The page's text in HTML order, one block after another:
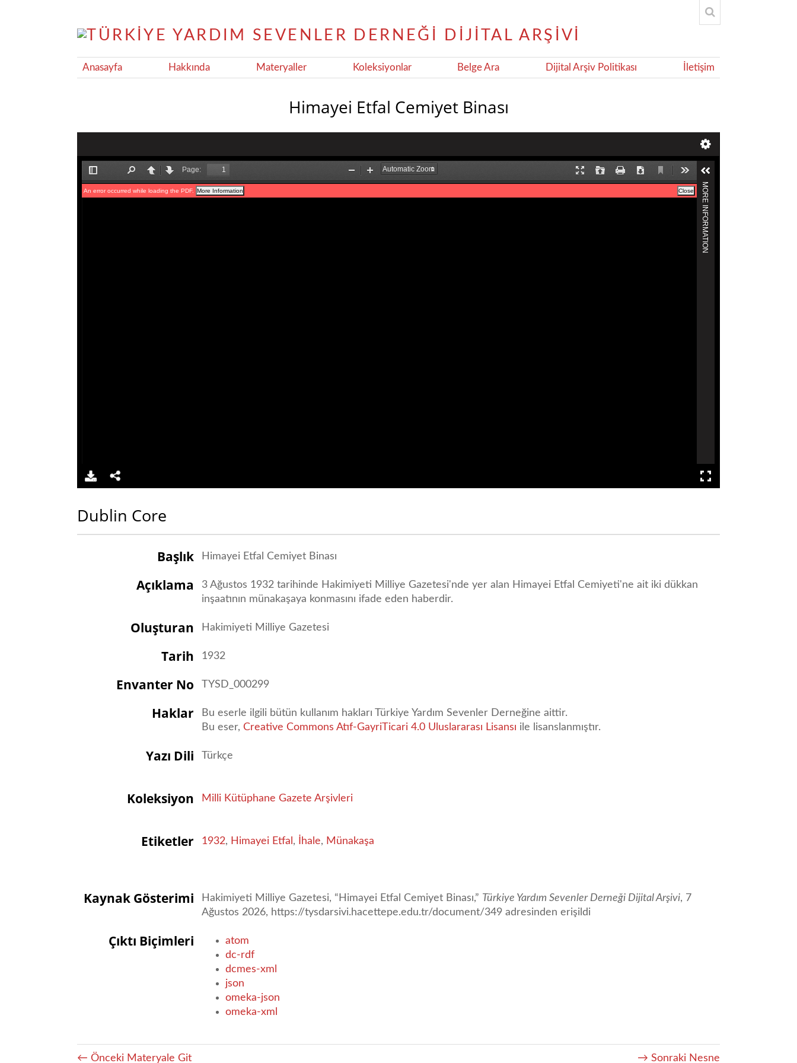
Anasayfa Hakkında Materyaller Koleksiyonlar Belge Ara Dijital Arşiv Politikası İletişim
Himayei Etfal Cemiyet Binası
Dublin Core
Başlık Himayei Etfal Cemiyet Binası
Açıklama
3 Ağustos 1932 tarihinde Hakimiyeti Milliye Gazetesi'nde yer alan Himayei Etfal Cemiyeti'ne ait iki dükkan
inşaatının münakaşaya konmasını ifade eden haberdir.
Oluşturan Hakimiyeti Milliye Gazetesi
Tarih 1932
Envanter No TYSD_000299
Haklar
Bu eserle ilgili bütün kullanım hakları Türkiye Yardım Sevenler Derneğine aittir.
Bu eser,Creative Commons Atıf-GayriTicari 4.0 Uluslararası Lisansı ile lisanslanmıştır.
Yazı Dili Türkçe
Koleksiyon Milli Kütüphane Gazete Arşivleri
Etiketler 1932, Himayei Etfal , İhale, Münakaşa
Kaynak Gösterimi Hakimiyeti Milliye Gazetesi, “Himayei Etfal Cemiyet Binası,” Türkiye Yardım Sevenler Derneği Dijital Arşivi, 7
Ağustos 2026, https://tysdarsivi.hacettepe.edu.tr/document/349 adresinden erişildi
Çıktı Biçimleri
atom
dc-rdf
dcmes-xml
json
omeka-json
omeka-xml
← Önceki Materyale Git → Sonraki Nesne